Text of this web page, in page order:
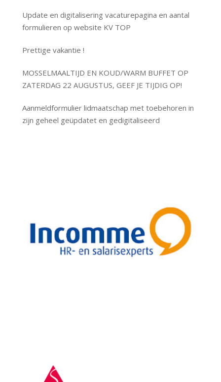
Update en digitalisering vacaturepagina en aantal
formulieren op website KV TOP
Prettige vakantie !
MOSSELMAALTIJD EN KOUD/WARM BUFFET OP
ZATERDAG 22 AUGUSTUS, GEEF JE TIJDIG OP!
Aanmeldformulier lidmaatschap met toebehoren in
zijn geheel geüpdatet en gedigitaliseerd